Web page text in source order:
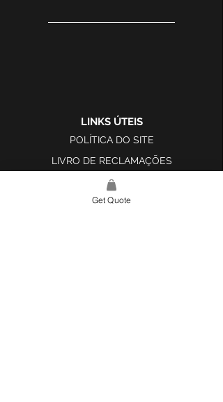
LINKS ÚTEIS
POLÍTICA DO SITE
LIVRO DE RECLAMAÇÕES
Get Quote